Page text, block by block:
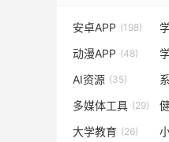
安卓APP (198)
动漫APP (48)
AI资源 (35)
多媒体工具 (29)
大学教育 (26)